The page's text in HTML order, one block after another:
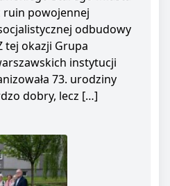
ruin powojennej
odbudowy
tej okazji Grupa
instytucji
73. urodziny
dobry, lecz […]